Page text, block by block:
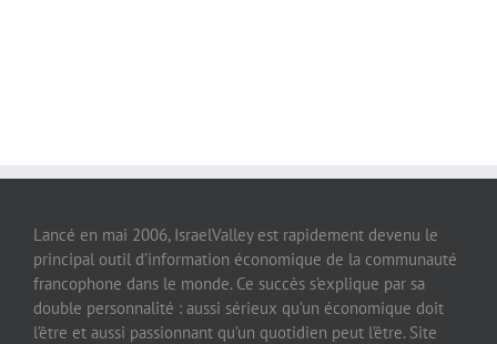
Lancé en mai 2006, IsraelValley est rapidement devenu le
principal outil d’information économique de la communauté
francophone dans le monde. Ce succès s’explique par sa
double personnalité : aussi sérieux qu’un économique doit
l’être et aussi passionnant qu’un quotidien peut l’être. Site